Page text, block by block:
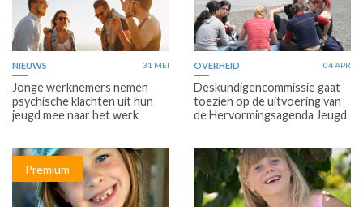
NIEUWS 31 MEI
Jonge werknemers nemen
psychische klachten uit hun
jeugd mee naar het werk
OVERHEID 04 APR
Deskundigencommissie gaat
toezien op de uitvoering van
de Hervormingsagenda Jeugd
Premium